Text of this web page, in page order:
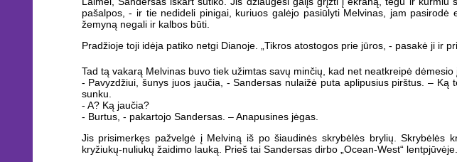
pašalpos, - ir tie nedideli pinigai, kuriuos galėjo pasiūlyti Melvinas, jam
žemyną negali ir kalbos būti.
Pradžioje toji idėja patiko netgi Dianoje. „Tikros atostogos prie jūros, - pasakė ji ir
Tad tą vakarą Melvinas buvo tiek užimtas savų minčių, kad net neatkreipė
- Pavyzdžiui, šunys juos jaučia, - Sandersas nulaižė puta aplipusius pirštus. –
sunku.
- A? Ką jaučia?
- Burtus, - pakartojo Sandersas. – Anapusines jėgas.
Jis prisimerkęs pažvelgė į Melviną iš po šiaudinės skrybėlės brylių. Skrybėlės
kryžiukų-nuliukų žaidimo lauką. Prieš tai Sandersas dirbo „Ocean-West“